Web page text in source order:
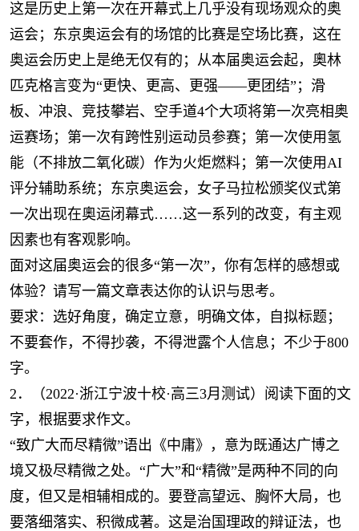
这是历史上第一次在开幕式上几乎没有现场观众的奥
运会；东京奥运会有的场馆的比赛是空场比赛，这在
奥运会历史上是绝无仅有的；从本届奥运会起，奧林
匹克格言变为“更快、更高、更强——更团结”；滑
板、冲浪、竞技攀岩、空手道4个大项将第一次亮相奥
运赛场；第一次有跨性别运动员参赛；第一次使用氢
能（不排放二氧化碳）作为火炬燃料；第一次使用AI
评分辅助系统；东京奥运会，女子马拉松颁奖仪式第
一次出现在奧运闭幕式……这一系列的改变，有主观
因素也有客观影响。
面对这届奥运会的很多“第一次”，你有怎样的感想或
体验？请写一篇文章表达你的认识与思考。
要求：选好角度，确定立意，明确文体，自拟标题；
不要套作，不得抄袭，不得泄露个人信息；不少于800
字。
2．（2022·浙江宁波十校·高三3月测试）阅读下面的文
字，根据要求作文。
“致广大而尽精微”语出《中庸》，意为既通达广博之
境又极尽精微之处。“广大”和“精微”是两种不同的向
度，但又是相辅相成的。要登高望远、胸怀大局，也
要落细落实、积微成著。这是治国理政的辩证法，也